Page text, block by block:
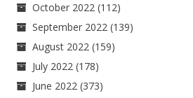
October 2022 (112)
September 2022 (139)
August 2022 (159)
July 2022 (178)
June 2022 (373)